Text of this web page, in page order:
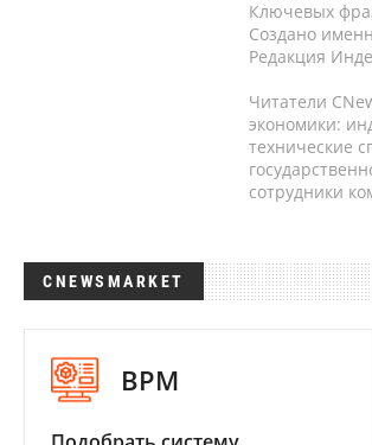
Ключевых
Создано
Редакция
Читатели
экономики:
технические
сотрудники
CNEWSMARKET
BPM